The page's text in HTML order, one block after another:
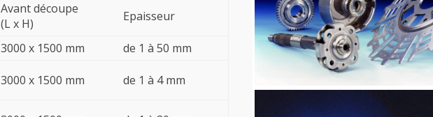
Avant découpe
(L x H)
Epaisseur
3000 x 1500 mm
de 1 à 50 mm
3000 x 1500 mm de 1 à 4 mm